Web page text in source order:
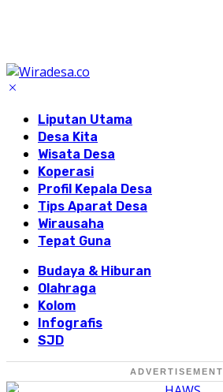
Liputan Utama
Desa Kita
Wisata Desa
Koperasi
Profil Kepala Desa
Tips Aparat Desa
Wirausaha
Tepat Guna
Budaya & Hiburan
Olahraga
Kolom
Infografis
SJD
ADVERTISEMENT